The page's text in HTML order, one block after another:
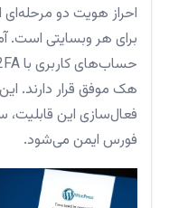
احراز هویت دو
برای هر وبسایتی است.
هک موفق قرار دارند.
فعال‌سازی این قابلیت،
فورس ایمن می‌شود.